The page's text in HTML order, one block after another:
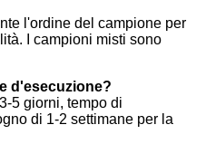
l'ordine del campione per
I campioni misti sono
d'esecuzione?
5 giorni, tempo di
di 1-2 settimane per la